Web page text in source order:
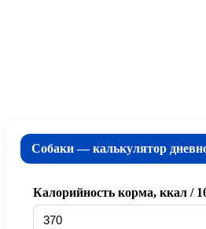
Собаки — калькулятор
Калорийность корма, ккал /